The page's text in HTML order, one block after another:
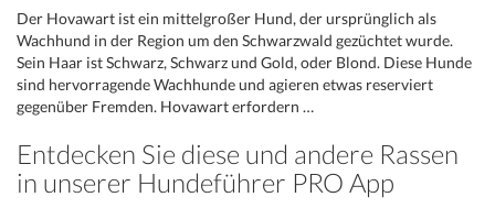
Der Hovawart ist ein mittelgroßer Hund, der ursprünglich als
Wachhund in der Region um den Schwarzwald gezüchtet wurde.
Sein Haar ist Schwarz, Schwarz und Gold, oder Blond. Diese Hunde
sind hervorragende Wachhunde und agieren etwas reserviert
gegenüber Fremden. Hovawart erfordern …
Entdecken Sie diese und andere Rassen
in unserer Hundeführer PRO App